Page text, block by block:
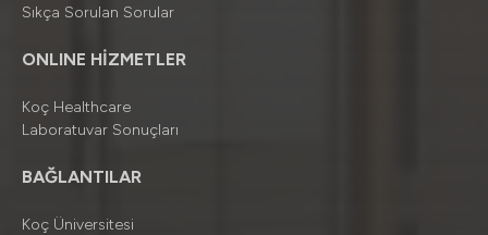
Sıkça Sorulan Sorular
ONLINE HİZMETLER
Koç Healthcare
Laboratuvar Sonuçları
BAĞLANTILAR
Koç Üniversitesi